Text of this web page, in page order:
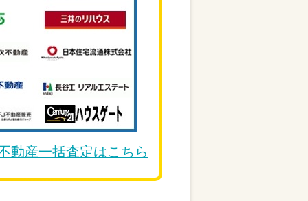
動産一括査定はこちら